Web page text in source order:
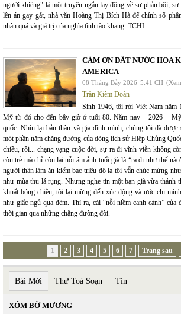
người khiêng" là một truyện ngắn lay động về sự phản bội,
lên án gay gắt, nhà văn Hoàng Thị Bích Hà để chính số
nhân quả và giá trị của nghĩa tình tào khang. TCHL
CÁM ƠN ĐẤT NƯỚC HOA
AMERICA
08 Tháng Bảy 2026 5:41 CH
Trần Kiêm Đoàn
Sinh 1946, tôi rời Việt Nam năm
Mỹ từ đó cho đến bây giờ ở tuổi 80. Năm nay – 2026 –
quốc. Nhìn lại bản thân và gia đình mình, chúng tôi đã được
một phần năm chặng đường của dòng lịch sử Hiệp Chủng
chiều, rồi... chạng vạng cuộc đời, sự ra đi vĩnh viễn không
còn trẻ mà chỉ còn lại nỗi ám ảnh tuổi già là “ra đi như thế
người thân làm ăn kiếm bạc triệu đô la tôi vẫn chúc mừng
như mùa thu lá rụng. Nhưng nghe tin một bạn già vừa thảnh
khuất bóng chiều, tôi lại mừng đến xúc động và ước chi
như giấc ngủ qua đêm. Thì ra, cái “nỗi niềm canh cánh”
thời gian qua những chặng đường đời.
1 2 3 4 5 6 7 Trang sau
Bài Mới Thư Toà Soạn Tin
XÓM BỜ MƯƠNG